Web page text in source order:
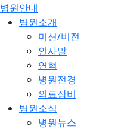
병원안내
병원소개
미션/비전
인사말
연혁
병원전경
의료장비
병원소식
병원뉴스